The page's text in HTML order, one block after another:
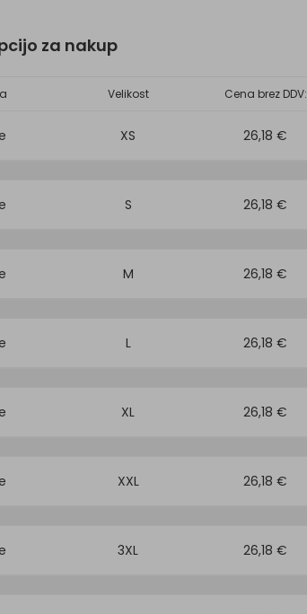
za nakup
Velikost Cena brez DDV:
XS 26,18 €
S 26,18 €
M 26,18 €
L 26,18 €
XL 26,18 €
XXL 26,18 €
3XL 26,18 €